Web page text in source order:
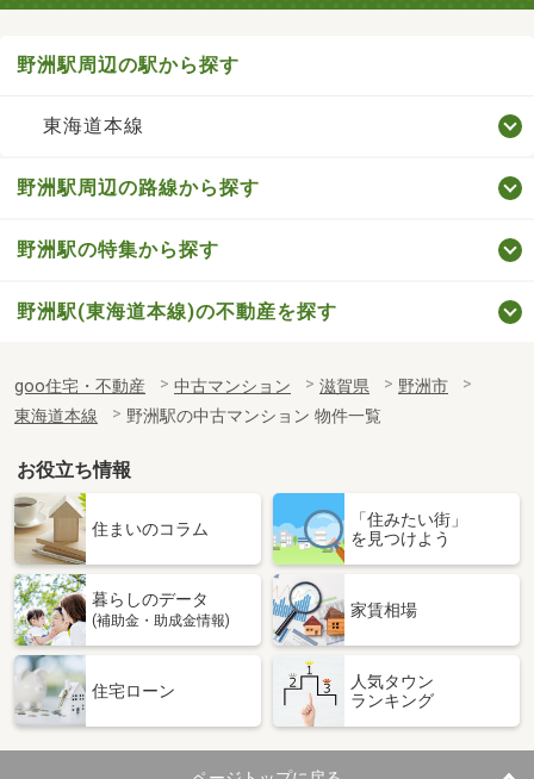
野洲駅周辺の駅から探す
東海道本線
野洲駅周辺の路線から探す
野洲駅の特集から探す
野洲駅(東海道本線)の不動産を探す
goo住宅・不動産 中古マンション 滋賀県
野洲市
東海道本線
野洲駅の中古マンション 物件一覧
お役立ち情報
住まいのコラム
「住みたい街」
を見つけよう
暮らしのデータ
(補助金・助成金情報)
家賃相場
住宅ローン
人気タウン
ランキング